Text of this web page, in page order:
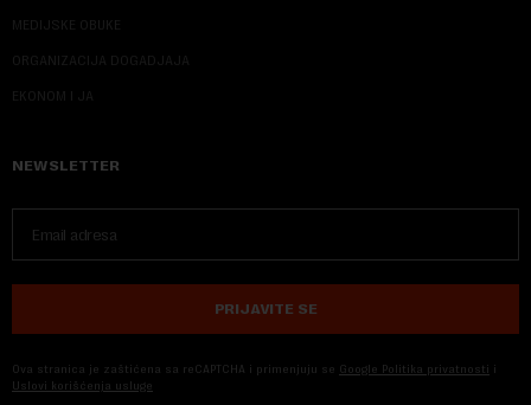
MEDIJSKE OBUKE
ORGANIZACIJA DOGADJAJA
EKONOM I JA
NEWSLETTER
PRIJAVITE SE
Ova stranica je zaštićena sa reCAPTCHA i primenjuju se Google Politika privatnosti i
Uslovi korišćenja usluge